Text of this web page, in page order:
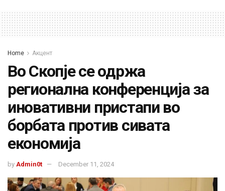
Home Акцент
Во Скопје се одржa
регионална конференција за
иновативни пристапи во
борбата против сивата
економија
by Admin0t December 11, 2024